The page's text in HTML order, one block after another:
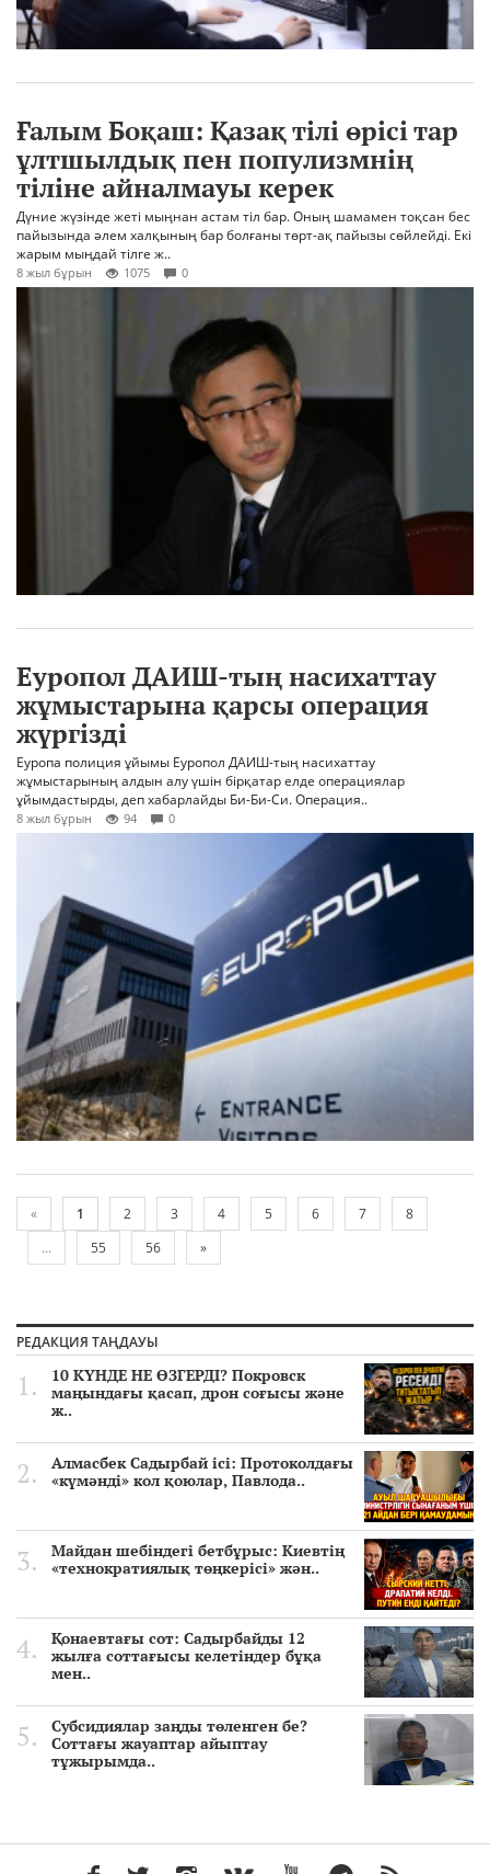
Ғалым Боқаш: Қазақ тілі өрісі тар
ұлтшылдық пен популизмнің
тіліне айналмауы керек
Дүние жүзінде жеті мыңнан астам тіл бар. Оның шамамен тоқсан бес
пайызында әлем халқының бар болғаны төрт-ақ пайызы сөйлейді. Екі
жарым мыңдай тілге ж..
8 жыл бұрын 1075 0
Еуропол ДАИШ-тың насихаттау
жұмыстарына қарсы операция
жүргізді
Еуропа полиция ұйымы Еуропол ДАИШ-тың насихаттау
жұмыстарының алдын алу үшін бірқатар елде операциялар
ұйымдастырды, деп хабарлайды Би-Би-Си. Операция..
8 жыл бұрын 94 0
« 1 2 3 4 5 6 7
8
...
55 56 »
РЕДАКЦИЯ ТАҢДАУЫ
10 КҮНДЕ НЕ ӨЗГЕРДІ? Покровск
маңындағы қасап, дрон соғысы және
ж..
Алмасбек Садырбай ісі: Протоколдағы
«күмәнді» кол қоюлар, Павлода..
Майдан шебіндегі бетбұрыс: Киевтің
«технократиялық төңкерісі» жән..
Қонаевтағы сот: Садырбайды 12
жылға соттағысы келетіндер бұқа
мен..
Субсидиялар заңды төленген бе?
Соттағы жауаптар айыптау
тұжырымда..